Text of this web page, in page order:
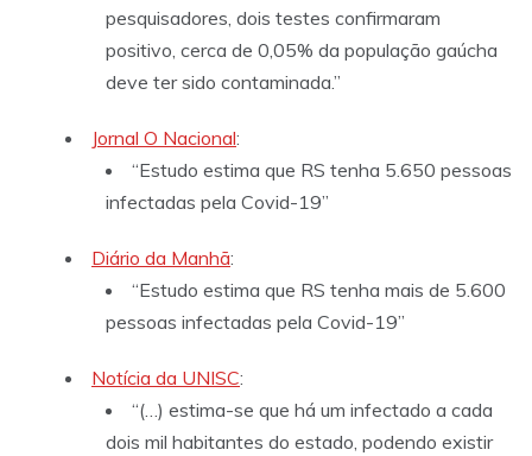
pesquisadores, dois testes confirmaram
positivo, cerca de 0,05% da população gaúcha
deve ter sido contaminada.”
Jornal O Nacional:
“Estudo estima que RS tenha 5.650 pessoas
infectadas pela Covid-19”
Diário da Manhã:
“Estudo estima que RS tenha mais de 5.600
pessoas infectadas pela Covid-19”
Notícia da UNISC:
“(…) estima-se que há um infectado a cada
dois mil habitantes do estado, podendo existir